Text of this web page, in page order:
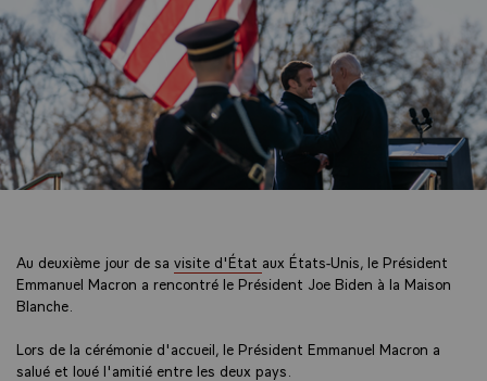
Au deuxième jour de sa visite d'État aux États-Unis, le Président
Emmanuel Macron a rencontré le Président Joe Biden à la Maison
Blanche.
Lors de la cérémonie d'accueil, le Président Emmanuel Macron a
salué et loué l'amitié entre les deux pays.